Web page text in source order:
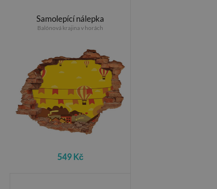
Samolepící nálepka
Balónová krajina v horách
549 Kč